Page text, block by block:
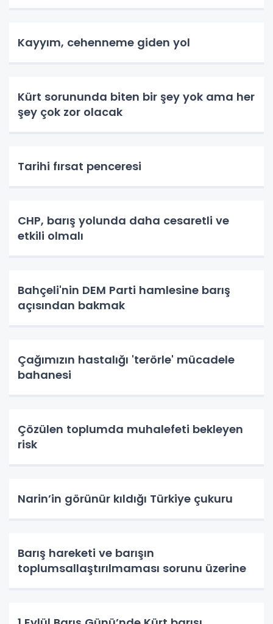
Kayyım, cehenneme giden yol
Kürt sorununda biten bir şey yok ama her
şey çok zor olacak
Tarihi fırsat penceresi
CHP, barış yolunda daha cesaretli ve
etkili olmalı
Bahçeli'nin DEM Parti hamlesine barış
açısından bakmak
Çağımızın hastalığı 'terörle' mücadele
bahanesi
Çözülen toplumda muhalefeti bekleyen
risk
Narin’in görünür kıldığı Türkiye çukuru
Barış hareketi ve barışın
toplumsallaştırılmaması sorunu üzerine